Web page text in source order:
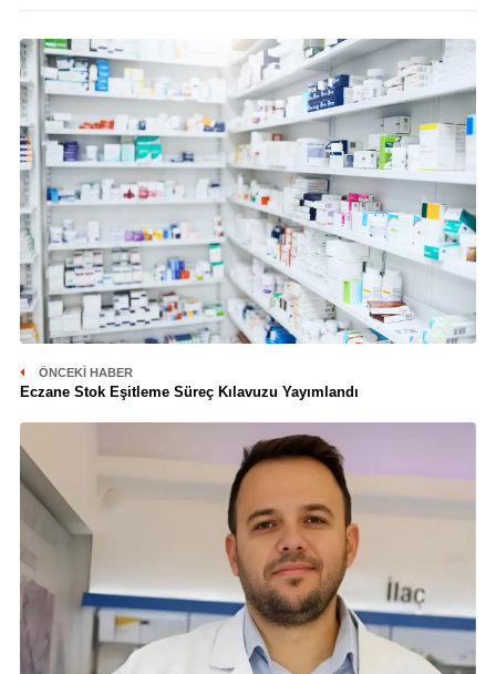
ÖNCEKI HABER
Eczane Stok Eşitleme Süreç Kılavuzu Yayımlandı